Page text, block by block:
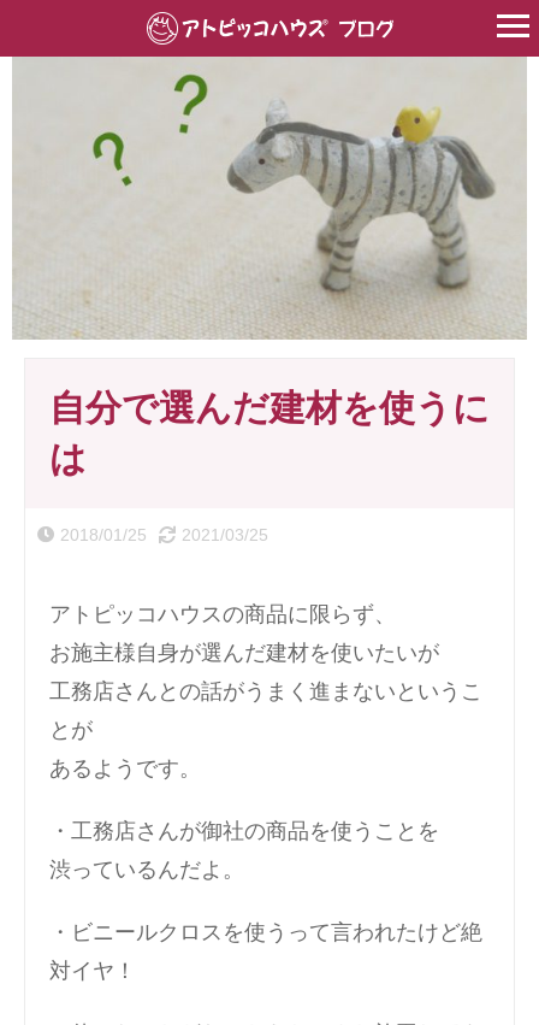
家づくり>自分で選んだ建材を使うには
自分で選んだ建材を使うに
は
2018/01/25 2021/03/25
アトピッコハウスの商品に限らず、
お施主様自身が選んだ建材を使いたいが
工務店さんとの話がうまく進まないというこ
とが
あるようです。
・工務店さんが御社の商品を使うことを
渋っているんだよ。
・ビニールクロスを使うって言われたけど絶
対イヤ！